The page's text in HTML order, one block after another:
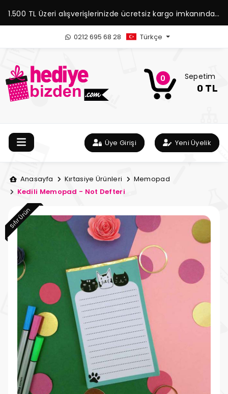
1.500 TL Üzeri alışverişlerinizde ücretsiz kargo imkanından
yararlanabilirsiniz.
0212 695 68 28 Türkçe
0 Sepetim
0 TL
Üye Girişi Yeni Üyelik
Anasayfa Kırtasiye Ürünleri
Memopad
Kedili Memopad - Not Defteri
Sıfır Ürün